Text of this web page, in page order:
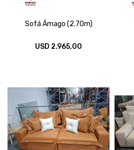
Sofá Ámago (2.70m)
USD 2.965,00